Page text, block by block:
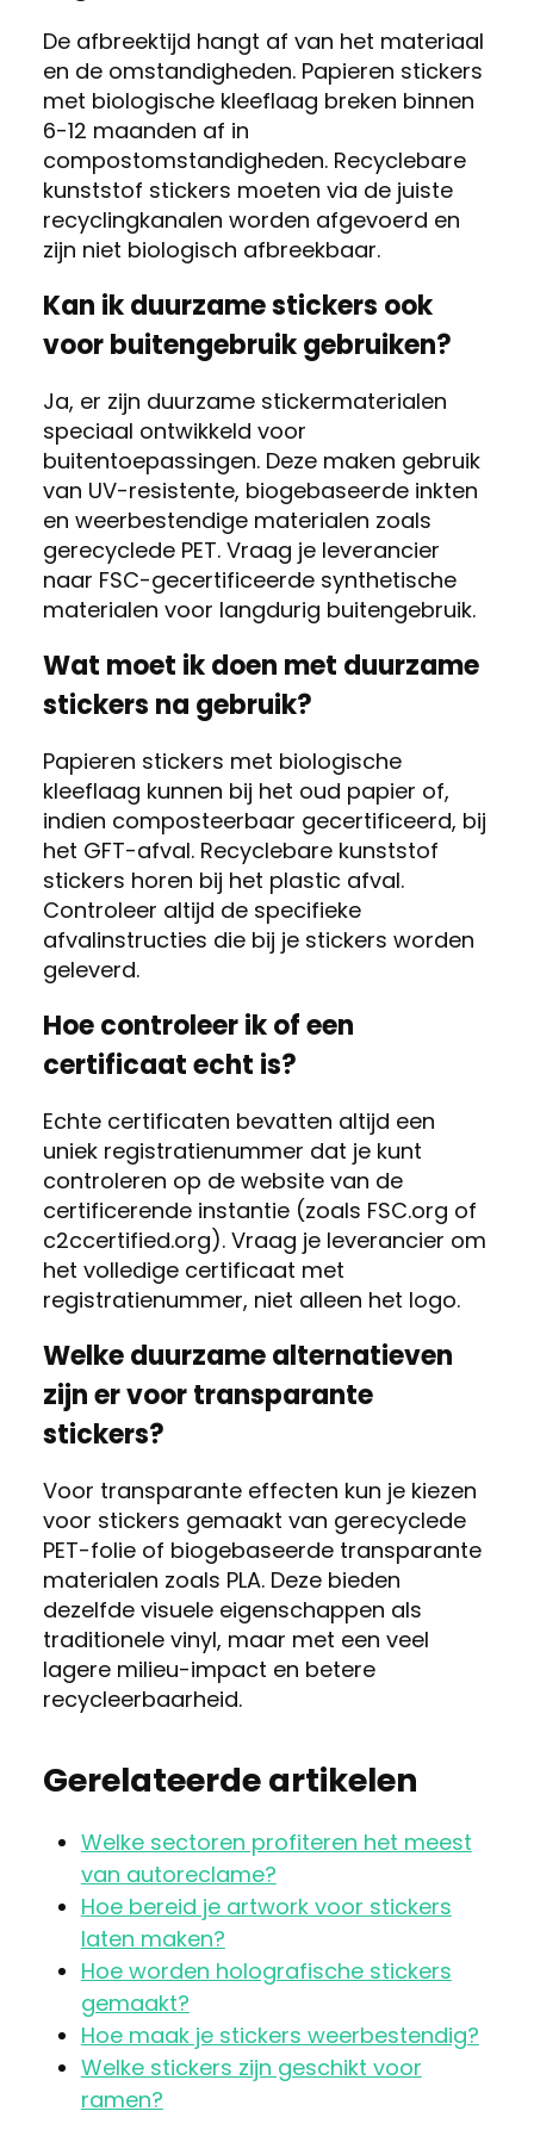
De afbreektijd hangt af van het materiaal
en de omstandigheden. Papieren stickers
met biologische kleeflaag breken binnen
6-12 maanden af in
compostomstandigheden. Recyclebare
kunststof stickers moeten via de juiste
recyclingkanalen worden afgevoerd en
zijn niet biologisch afbreekbaar.
Kan ik duurzame stickers ook
voor buitengebruik gebruiken?
Ja, er zijn duurzame stickermaterialen
speciaal ontwikkeld voor
buitentoepassingen. Deze maken gebruik
van UV-resistente, biogebaseerde inkten
en weerbestendige materialen zoals
gerecyclede PET. Vraag je leverancier
naar FSC-gecertificeerde synthetische
materialen voor langdurig buitengebruik.
Wat moet ik doen met duurzame
stickers na gebruik?
Papieren stickers met biologische
kleeflaag kunnen bij het oud papier of,
indien composteerbaar gecertificeerd, bij
het GFT-afval. Recyclebare kunststof
stickers horen bij het plastic afval.
Controleer altijd de specifieke
afvalinstructies die bij je stickers worden
geleverd.
Hoe controleer ik of een
certificaat echt is?
Echte certificaten bevatten altijd een
uniek registratienummer dat je kunt
controleren op de website van de
certificerende instantie (zoals FSC.org of
c2ccertified.org). Vraag je leverancier om
het volledige certificaat met
registratienummer, niet alleen het logo.
Welke duurzame alternatieven
zijn er voor transparante
stickers?
Voor transparante effecten kun je kiezen
voor stickers gemaakt van gerecyclede
PET-folie of biogebaseerde transparante
materialen zoals PLA. Deze bieden
dezelfde visuele eigenschappen als
traditionele vinyl, maar met een veel
lagere milieu-impact en betere
recycleerbaarheid.
Gerelateerde artikelen
Welke sectoren profiteren het meest
van autoreclame?
Hoe bereid je artwork voor stickers
laten maken?
Hoe worden holografische stickers
gemaakt?
Hoe maak je stickers weerbestendig?
Welke stickers zijn geschikt voor
ramen?